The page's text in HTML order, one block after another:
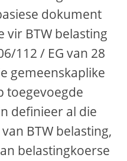
dokument
BTW belasting
112 / EG van 28
gemeenskaplike
toegevoegde
definieer al die
BTW belasting,
belastingkoerse